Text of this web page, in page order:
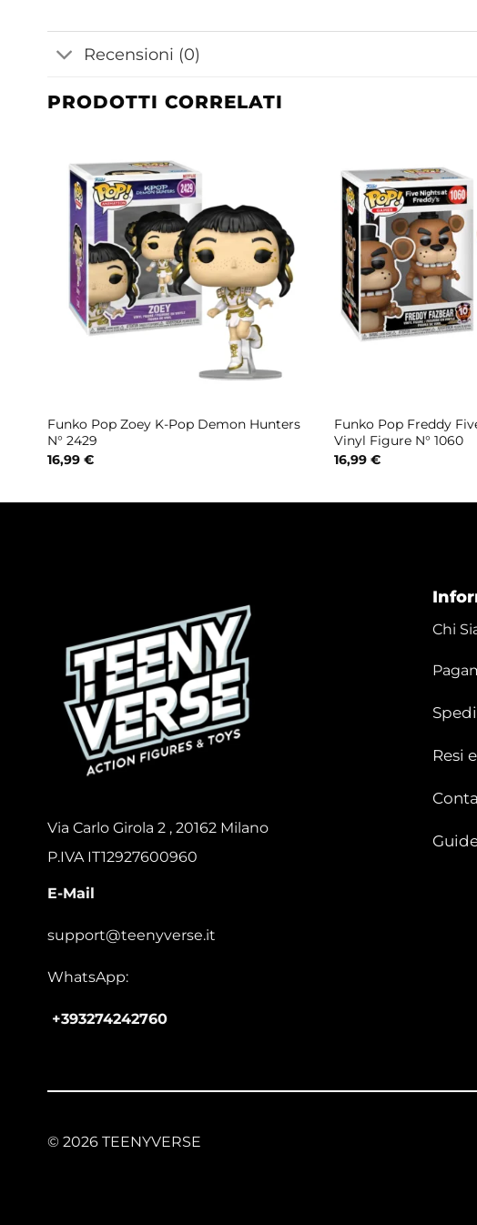
Recensioni (0)
PRODOTTI CORRELATI
Funko Pop Zoey K-Pop Demon Hunters
N° 2429
16,99 €
Funko Pop Freddy
Vinyl Figure N° 1060
16,99 €
Via Carlo Girola 2 , 20162 Milano
P.IVA IT12927600960
E-Mail
support@teenyverse.it
WhatsApp:
+393274242760
Chi
Resi
© 2026 TEENYVERSE